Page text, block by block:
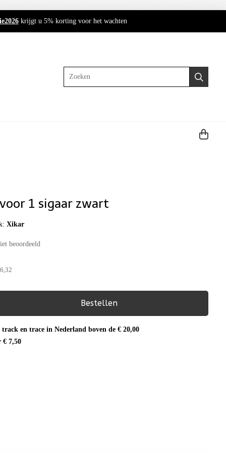
krijgt u 5% korting voor het wachten
Zoeken
1 sigaar zwart
Xikar
beoordeeld
Bestellen
en trace in Nederland boven de € 20,00
€ 7,50